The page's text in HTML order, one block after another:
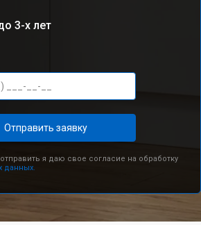
3-х лет
Отправить заявку
я даю свое согласие на обработку
данных.